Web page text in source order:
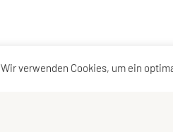
Wir verwenden Cookies, um ein